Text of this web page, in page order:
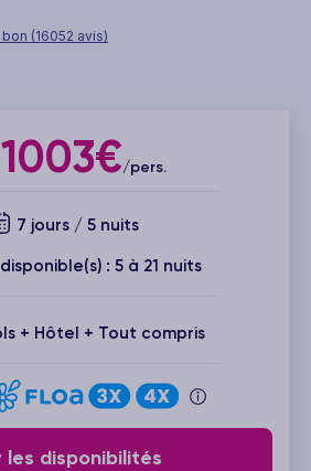
(16052 avis)
1003€/pers.
7 jours / 5 nuits
: 5 à 21 nuits
+ Hôtel + Tout compris
les disponibilités